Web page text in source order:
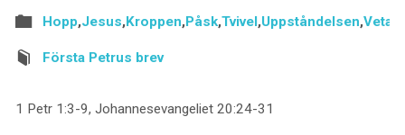
Hopp,Jesus,Kroppen,Påsk,Tvivel,Uppståndelsen,
Första Petrus brev
1 Petr 1:3-9, Johannesevangeliet 20:24-31